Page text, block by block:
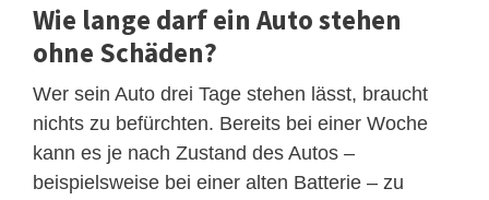
Wie lange darf ein Auto stehen
ohne Schäden?
Wer sein Auto drei Tage stehen lässt, braucht
nichts zu befürchten. Bereits bei einer Woche
kann es je nach Zustand des Autos –
beispielsweise bei einer alten Batterie – zu